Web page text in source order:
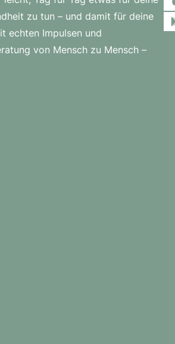
zu tun – und damit für deine
echten Impulsen und
von Mensch zu Mensch –